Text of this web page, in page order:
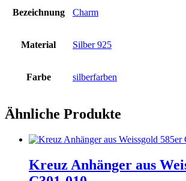
Bezeichnung Charm
Material Silber 925
Farbe silberfarben
Ähnliche Produkte
Kreuz Anhänger aus